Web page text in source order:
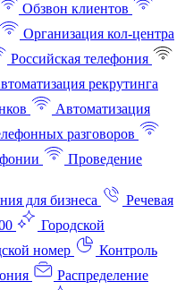
Обзвон клиентов
Организация кол-центра
Российская телефония
рекрутинга
Автоматизация
разговоров
Проведение
для бизнеса
Речевая
Городской
номер
Контроль
Распределение